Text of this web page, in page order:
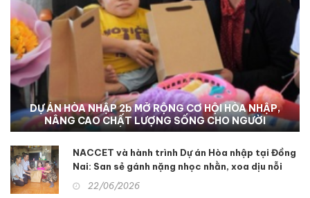
DỰ ÁN HÒA NHẬP 2b MỞ RỘNG CƠ HỘI HÒA NHẬP,
NÂNG CAO CHẤT LƯỢNG SỐNG CHO NGƯỜI
KHUYẾT TẬT TẠI KON TUM
NACCET và hành trình Dự án Hòa nhập tại Đồng
Nai: San sẻ gánh nặng nhọc nhằn, xoa dịu nỗi
đau da cam
22/06/2026